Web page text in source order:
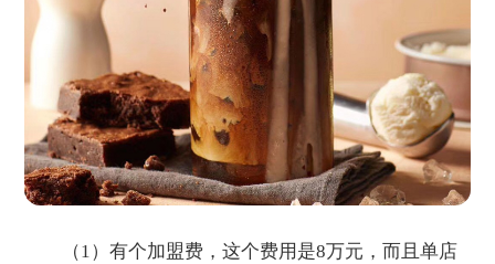
（1）有个加盟费，这个费用是8万元，而且单店